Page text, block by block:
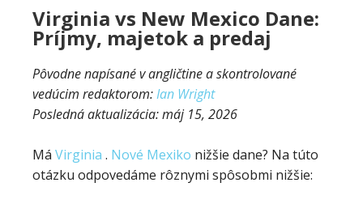
Virginia vs New Mexico Dane:
Príjmy, majetok a predaj
Pôvodne napísané v angličtine a skontrolované
vedúcim redaktorom:Ian Wright
Posledná aktualizácia:máj 15, 2026
Má Virginia . Nové Mexiko nižšie dane? Na túto
otázku odpovedáme rôznymi spôsobmi nižšie: